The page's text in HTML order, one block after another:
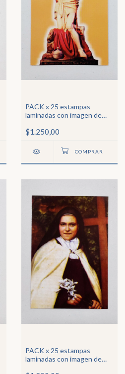
PACK x 25 estampas
laminadas con imagen de
$1.250,00
PACK x 25 estampas
laminadas con imagen de